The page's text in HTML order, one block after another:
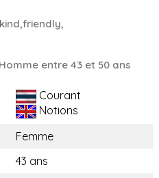
entre 43 et 50 ans
Courant
Notions
Femme
43 ans